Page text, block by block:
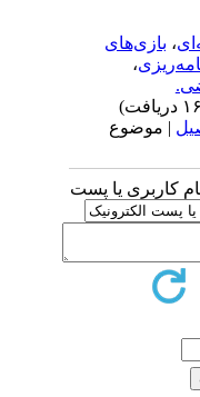
،بازی‌های
،
| موضوع
کاربری یا پست